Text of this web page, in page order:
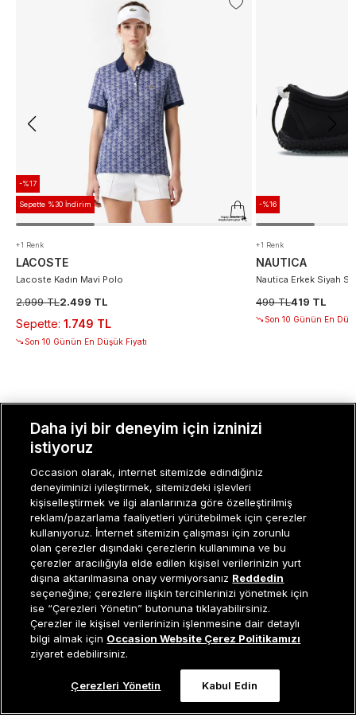
Sepete Ekle
-%17
Sepette %30 İndirim
+1 Renk
LACOSTE
Lacoste Kadın Mavi Polo
2.999 TL2.499 TL
Sepette: 1.749 TL
Son 10 Günün En Düşük Fiyatı
-%16
+1 Renk
NAUTICA
Nautica Erkek Siyah
499 TL419 TL
Son 10 Günün En
Müşteri İlişkileri 0 850 800 01 20
MÜŞTERI İLIŞKILERI
KURUMSAL
KADIN KATEGORILER
GRUP MARKALAR
ERKEK KATEGORILER
Daha iyi bir deneyim için izninizi
istiyoruz
Occasion olarak, internet sitemizde edindiğiniz
deneyiminizi iyileştirmek, sitemizdeki işlevleri
kişiselleştirmek ve ilgi alanlarınıza göre özelleştirilmiş
reklam/pazarlama faaliyetleri yürütebilmek için çerezler
kullanıyoruz. İnternet sitemizin çalışması için zorunlu
olan çerezler dışındaki çerezlerin kullanımına ve bu
çerezler aracılığıyla elde edilen kişisel verilerinizin yurt
dışına aktarılmasına onay vermiyorsanız Reddedin
seçeneğine; çerezlere ilişkin tercihlerinizi yönetmek için
ise “Çerezleri Yönetin” butonuna tıklayabilirsiniz.
Çerezler ile kişisel verilerinizin işlenmesine dair detaylı
bilgi almak için Occasion Website Çerez Politikamızı
ziyaret edebilirsiniz.
Çerezleri Yönetin Kabul Edin